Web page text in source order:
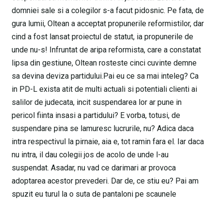
domniei sale si a colegilor s-a facut pidosnic. Pe fata, de
gura lumii, Oltean a acceptat propunerile reformistilor, dar
cind a fost lansat proiectul de statut, ia propunerile de
unde nu-s! Infruntat de aripa reformista, care a constatat
lipsa din gestiune, Oltean rosteste cinci cuvinte demne
sa devina deviza partidului.Pai eu ce sa mai inteleg? Ca
in PD-L exista atit de multi actuali si potentiali clienti ai
salilor de judecata, incit suspendarea lor ar pune in
pericol fiinta insasi a partidului? E vorba, totusi, de
suspendare pina se lamuresc lucrurile, nu? Adica daca
intra respectivul la pirnaie, aia e, tot ramin fara el. Iar daca
nu intra, il dau colegii jos de acolo de unde l-au
suspendat. Asadar, nu vad ce darimari ar provoca
adoptarea acestor prevederi. Dar de, ce stiu eu? Pai am
spuzit eu turul la o suta de pantaloni pe scaunele